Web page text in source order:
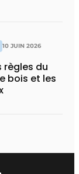
10 JUIN 2026
règles du
bois et les